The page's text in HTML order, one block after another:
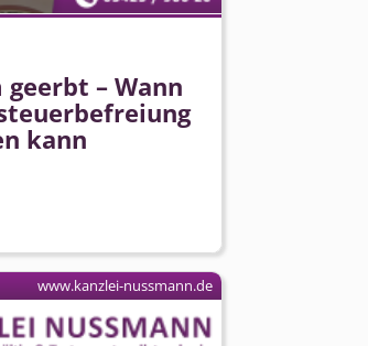
– Wann
kann
www.kanzlei-nussmann.de